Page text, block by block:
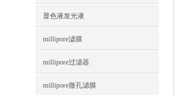
显色液发光液
millipore滤膜
millipore过滤器
millipore微孔滤膜